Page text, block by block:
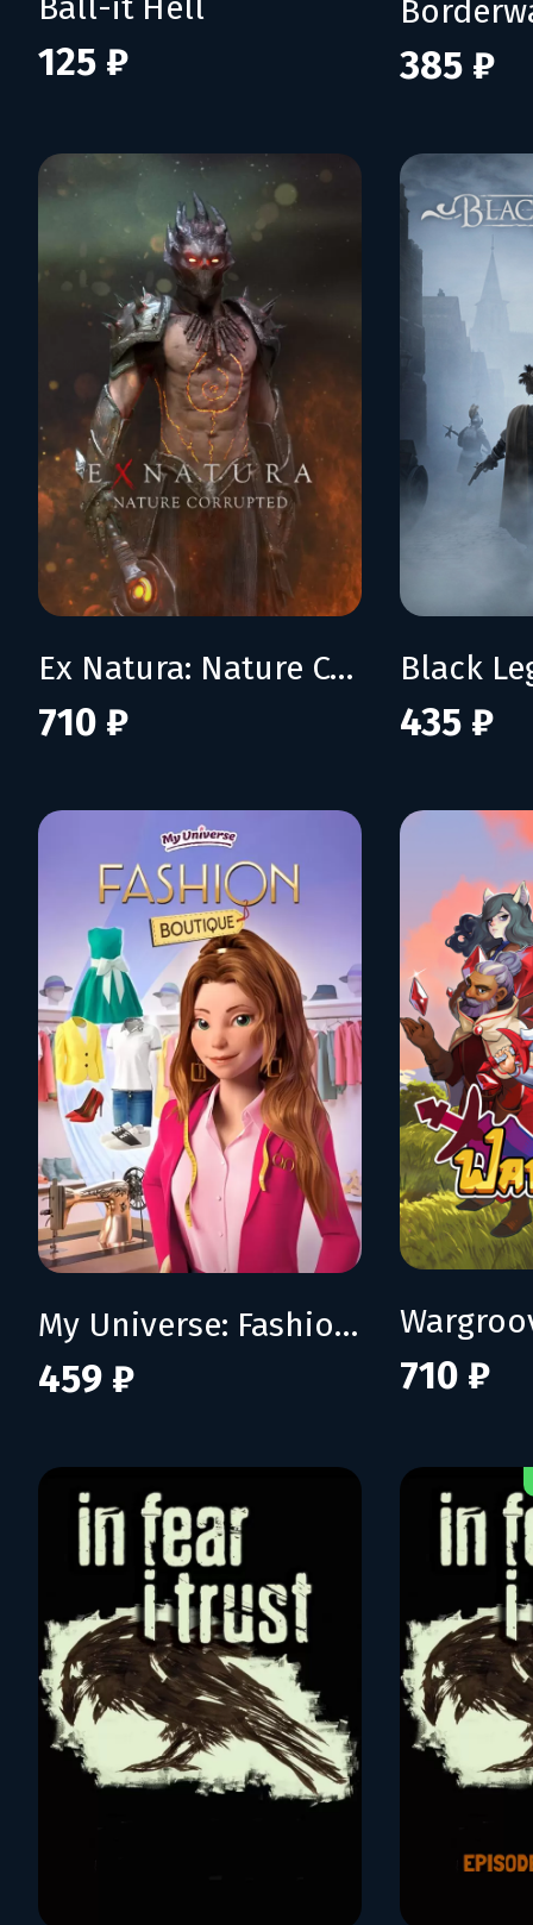
125 ₽ 385 ₽
Ex Natura: Nature Corrupted
710 ₽
Black
435 ₽
My Universe: Fashion Boutique
459 ₽ 710 ₽